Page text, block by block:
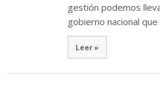
gestión podemos
gobierno nacional
Leer »